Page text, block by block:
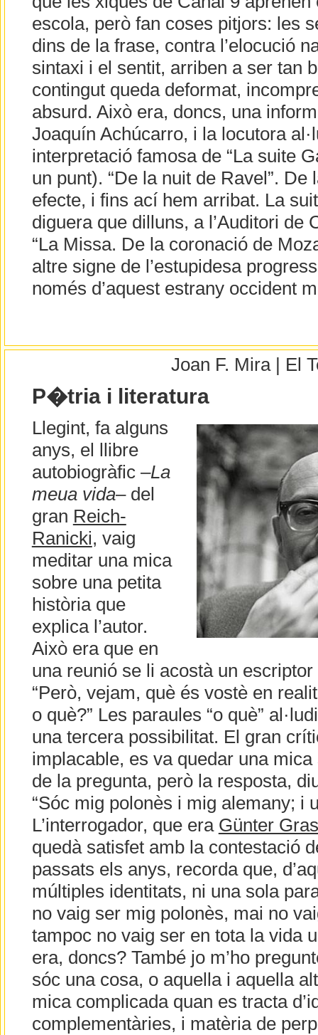
escola, però fan coses pitjors: les
dins de la frase, contra l’elocució
sintaxi i el sentit, arriben a ser tan
contingut queda deformat,
absurd. Això era, doncs, una
Joaquín Achúcarro, i la locutora
interpretació famosa de “La suite
un punt). “De la nuit de Ravel”. De
efecte, i fins ací hem arribat. La
diguera que dilluns, a l’Auditori de
“La Missa. De la coronació de
altre signe de l’estupidesa
només d’aquest estrany occident
Joan F. Mira | El
P�tria i literatura
Llegint, fa alguns
anys, el llibre
autobiogràfic –La
meua vida– del
gran Reich-
Ranicki, vaig
meditar una mica
sobre una petita
història que
explica l’autor.
Això era que en
una reunió se li acostà un
“Però, vejam, què és vostè en
o què?” Les paraules “o què”
una tercera possibilitat. El gran
implacable, es va quedar una mica
de la pregunta, però la resposta,
“Sóc mig polonès i mig alemany; i
L’interrogador, que era Günter
quedà satisfet amb la contestació
passats els anys, recorda que,
múltiples identitats, ni una sola
no vaig ser mig polonès, mai no
tampoc no vaig ser en tota la vida
era, doncs? També jo m’ho
sóc una cosa, o aquella i aquella
mica complicada quan es tracta
complementàries, i matèria de